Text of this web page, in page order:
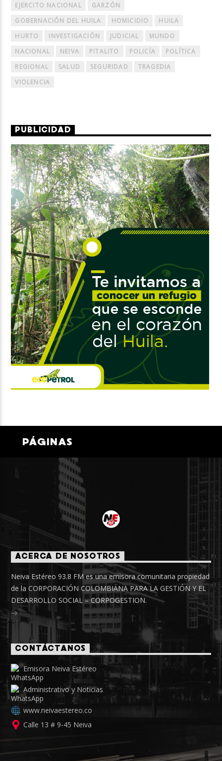
EJERCITO NACIONAL
GARZÓN
GOBERNACIÓN DEL HUILA
HOMICIDIO
HUILA
HURTO
INVESTIGACIÓN JUDICIAL
MUNDO
NACIONAL
NEIVA PITALITO POLICÍA
POLÍTICA
REGIONAL
SALUD SEGURIDAD
TRAGEDIA
VIOLENCIA
PUBLICIDAD
PÁGINAS
ACERCA DE NOSOTROS
Neiva Estéreo 93.8 FM es una emisora comunitaria propiedad
de la CORPORACIÓN COLOMBIANA PARA LA GESTIÓN Y EL
DESARROLLO SOCIAL – CORPOGESTION.
CONTÁCTANOS
Emisora Neiva Estéreo
Administrativo y Noticias
www.neivaestereo.co
Calle 13 # 9-45 Neiva